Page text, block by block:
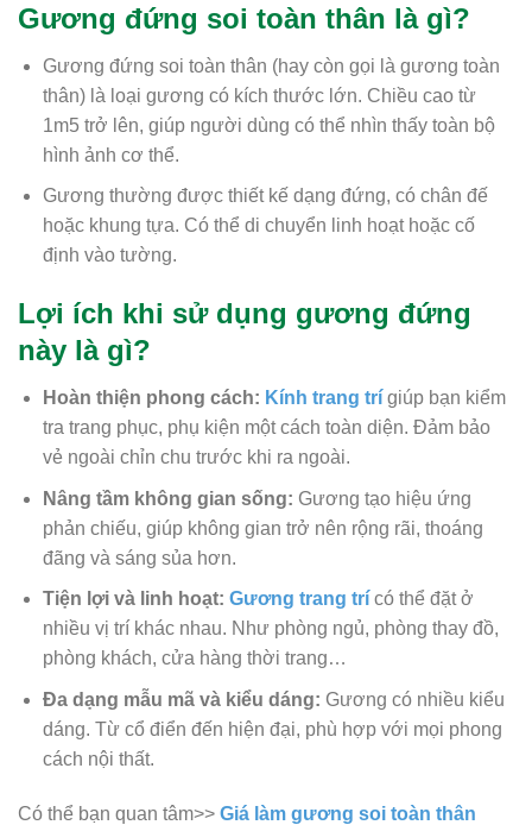
Gương đứng soi toàn thân là gì?
Gương đứng soi toàn thân (hay còn gọi là gương toàn
thân) là loại gương có kích thước lớn. Chiều cao từ
1m5 trở lên, giúp người dùng có thể nhìn thấy toàn bộ
hình ảnh cơ thể.
Gương thường được thiết kế dạng đứng, có chân đế
hoặc khung tựa. Có thể di chuyển linh hoạt hoặc cố
định vào tường.
Lợi ích khi sử dụng gương đứng
này là gì?
Hoàn thiện phong cách: Kính trang trígiúp bạn kiểm
tra trang phục, phụ kiện một cách toàn diện. Đảm bảo
vẻ ngoài chỉn chu trước khi ra ngoài.
Nâng tầm không gian sống: Gương tạo hiệu ứng
phản chiếu, giúp không gian trở nên rộng rãi, thoáng
đãng và sáng sủa hơn.
Tiện lợi và linh hoạt: Gương trang trícó thể đặt ở
nhiều vị trí khác nhau. Như phòng ngủ, phòng thay đồ,
phòng khách, cửa hàng thời trang…
Đa dạng mẫu mã và kiểu dáng: Gương có nhiều kiểu
dáng. Từ cổ điển đến hiện đại, phù hợp với mọi phong
cách nội thất.
Có thể bạn quan tâm>> Giá làm gương soi toàn thân